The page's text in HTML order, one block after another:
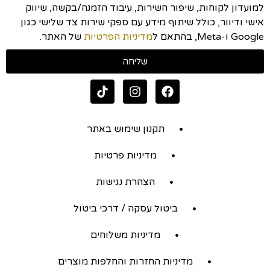
למועדון לקוחות, שיפור השירות, עיבוד הזמנה/בקשה, שיווק
אישי ודיוור, כולל שיתוף מידע עם ספקי שירות צד שלישי כגון
Google ו-Meta, בהתאם ל
מדיניות הפרטיות של האתר.
שליחה
תקנון שימוש באתר
מדיניות פרטיות
הצהרת נגישות
ביטול עסקה / דרכי ביטול
מדיניות משלוחים
מדיניות החזרות והחלפות מוצרים